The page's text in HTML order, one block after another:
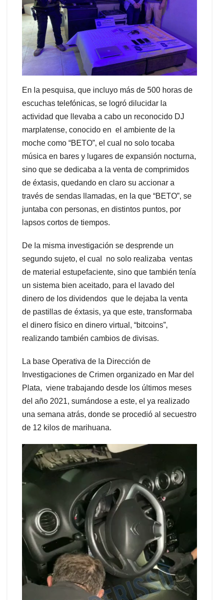
En la pesquisa, que incluyo más de 500 horas de
escuchas telefónicas, se logró dilucidar la
actividad que llevaba a cabo un reconocido DJ
marplatense, conocido en el ambiente de la
moche como “BETO”, el cual no solo tocaba
música en bares y lugares de expansión nocturna,
sino que se dedicaba a la venta de comprimidos
de éxtasis, quedando en claro su accionar a
través de sendas llamadas, en la que “BETO”, se
juntaba con personas, en distintos puntos, por
lapsos cortos de tiempos.
De la misma investigación se desprende un
segundo sujeto, el cual no solo realizaba ventas
de material estupefaciente, sino que también tenía
un sistema bien aceitado, para el lavado del
dinero de los dividendos que le dejaba la venta
de pastillas de éxtasis, ya que este, transformaba
el dinero físico en dinero virtual, “bitcoins”,
realizando también cambios de divisas.
La base Operativa de la Dirección de
Investigaciones de Crimen organizado en Mar del
Plata, viene trabajando desde los últimos meses
del año 2021, sumándose a este, el ya realizado
una semana atrás, donde se procedió al secuestro
de 12 kilos de marihuana.